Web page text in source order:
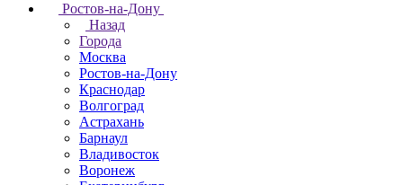
Ростов-на-Дону
Назад
Города
Москва
Ростов-на-Дону
Краснодар
Волгоград
Астрахань
Барнаул
Владивосток
Воронеж